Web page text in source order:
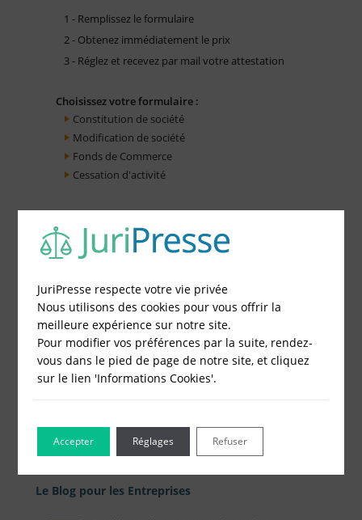
1 - Remplissez le formulaire
2 - Obtenez immédiatement le prix
3 - Réglez et recevez par mail votre attestation
Choisissez votre formulaire :
Constitution de société
Modification de société
Fonds de Commerce
Cessation d'activité
Le Blog pour les Entreprises
JuriPresse respecte votre vie privée
Nous utilisons des cookies pour vous offrir la
meilleure expérience sur notre site.
Pour modifier vos préférences par la suite, rendez-
vous dans le pied de page de notre site, et cliquez
sur le lien 'Informations Cookies'.
Accepter Refuser
Réglages